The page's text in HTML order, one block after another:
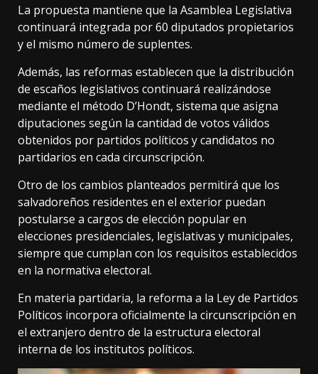
La propuesta mantiene que la Asamblea Legislativa
continuará integrada por 60 diputados propietarios
y el mismo número de suplentes.
Además, las reformas establecen que la distribución
de escaños legislativos continuará realizándose
mediante el método D’Hondt, sistema que asigna
diputaciones según la cantidad de votos válidos
obtenidos por partidos políticos y candidatos no
partidarios en cada circunscripción.
Otro de los cambios planteados permitirá que los
salvadoreños residentes en el exterior puedan
postularse a cargos de elección popular en
elecciones presidenciales, legislativas y municipales,
siempre que cumplan con los requisitos establecidos
en la normativa electoral.
En materia partidaria, la reforma a la Ley de Partidos
Políticos incorpora oficialmente la circunscripción en
el extranjero dentro de la estructura electoral
interna de los institutos políticos.